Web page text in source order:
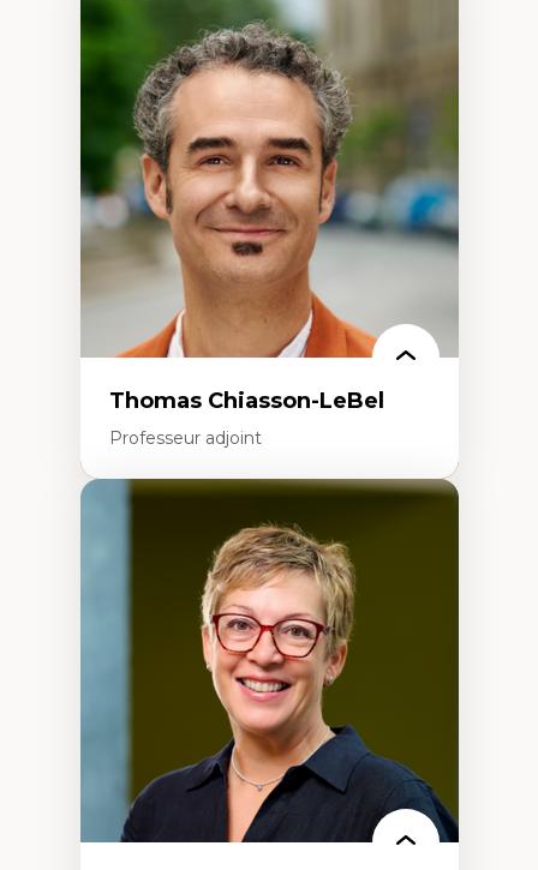
Économie circulaire
Modèles d’affaires durables
Histoire des faits économiques
Gestion durable des ressources naturelles
Écologie industrielle
Aménagement durable du territoire
Développement régional
Coopératives
Télétravail en milieu rural francophone
Transition socio-écologique
Thomas Chiasson-LeBel
Professeur adjoint
Théories du développement
Économie politique comparée
Élites économiques
Sociologie économique
Extractivisme
Classes sociales
Mouvements sociaux
Théories de l’État